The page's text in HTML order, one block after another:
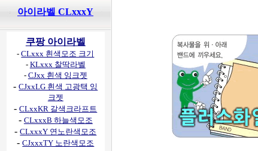
아이라벨 CLxxxY
쿠팡 아이라벨
-CLxxx 흰색모조 크기
- KLxxx 찰딱라벨
- CJxx 흰색 잉크젯
-CJxxLG 흰색 고광택 잉
크젯
-CLxxKR 갈색크라프트
- CLxxxB 하늘색모조
-CLxxxY 연노란색모조
-CJxxxTY 노란색모조